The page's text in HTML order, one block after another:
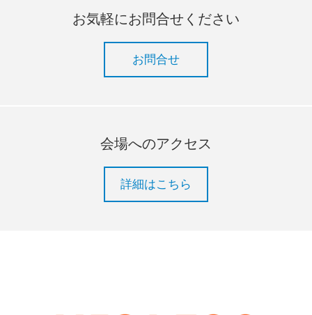
お気軽にお問合せください
お問合せ
会場へのアクセス
詳細はこちら